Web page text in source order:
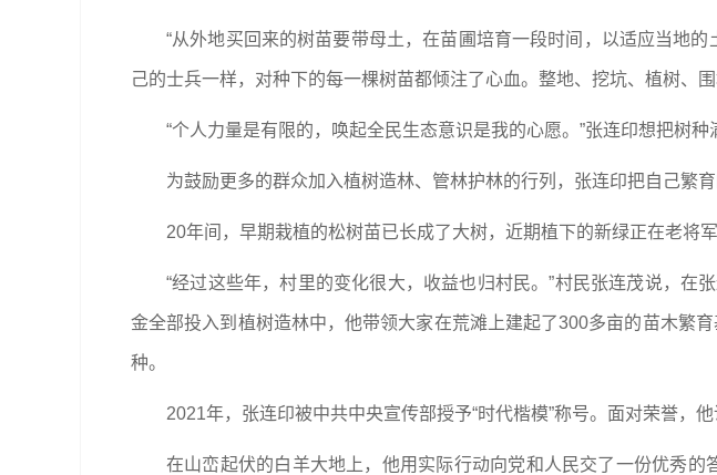
“从外地买回来的树苗要带母土，在苗圃培育一段时间，以适应当地
己的士兵一样，对种下的每一棵树苗都倾注了心血。整地、挖坑、植树
“个人力量是有限的，唤起全民生态意识是我的心愿。”张连印想把树
为鼓励更多的群众加入植树造林、管林护林的行列，张连印把自己繁
20年间，早期栽植的松树苗已长成了大树，近期植下的新绿正在老将
“经过这些年，村里的变化很大，收益也归村民。”村民张连茂说，
金全部投入到植树造林中，他带领大家在荒滩上建起了300多亩的苗木繁
种。
2021年，张连印被中共中央宣传部授予“时代楷模”称号。面对荣誉，
在山峦起伏的白羊大地上，他用实际行动向党和人民交了一份优秀